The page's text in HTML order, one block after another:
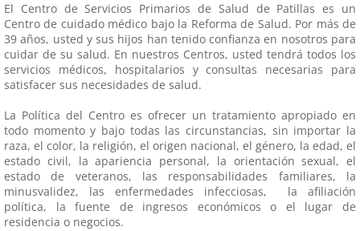
Clínicas
Sala de Emergencia
EMPLEOS
CONTÁCTENOS
El Centro de Servicios Primarios de Salud de Patillas es un
Centro de cuidado médico bajo la Reforma de Salud. Por más de
39 años, usted y sus hijos han tenido confianza en nosotros para
cuidar de su salud. En nuestros Centros, usted tendrá todos los
servicios médicos, hospitalarios y consultas necesarias para
satisfacer sus necesidades de salud.
La Política del Centro es ofrecer un tratamiento apropiado en
todo momento y bajo todas las circunstancias, sin importar la
raza, el color, la religión, el origen nacional, el género, la edad, el
estado civil, la apariencia personal, la orientación sexual, el
estado de veteranos, las responsabilidades familiares, la
minusvalidez, las enfermedades infecciosas, la afiliación
política, la fuente de ingresos económicos o el lugar de
residencia o negocios.